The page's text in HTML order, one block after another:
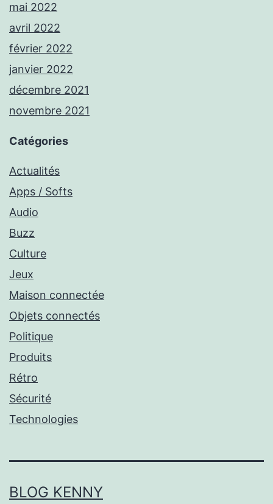
mai 2022
avril 2022
février 2022
janvier 2022
décembre 2021
novembre 2021
Catégories
Actualités
Apps / Softs
Audio
Buzz
Culture
Jeux
Maison connectée
Objets connectés
Politique
Produits
Rétro
Sécurité
Technologies
BLOG KENNY